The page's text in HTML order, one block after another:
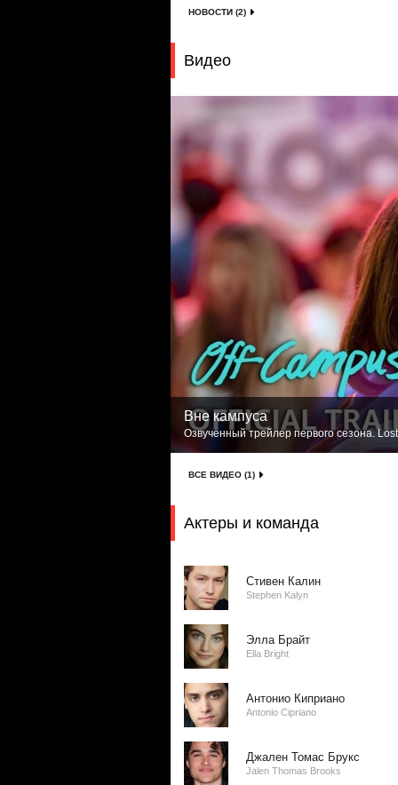
НОВОСТИ (2)
Видео
Вне кампуса
Озвученный трейлер первого сезона.
ВСЕ ВИДЕО (1)
Актеры и команда
Стивен Калин
Stephen Kalyn
Элла Брайт
Ella Bright
Антонио Киприано
Antonio Cipriano
Джален Томас Брукс
Jalen Thomas Brooks